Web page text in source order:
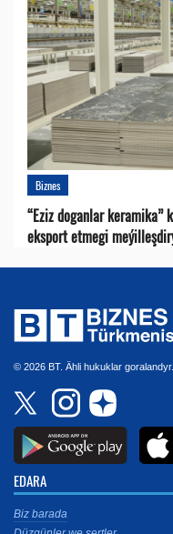
Biznes
“Eziz doganlar keramika”
eksport etmegi
© 2026 BT. Ähli hukuklar goralandyr.
EDARA
Biz barada